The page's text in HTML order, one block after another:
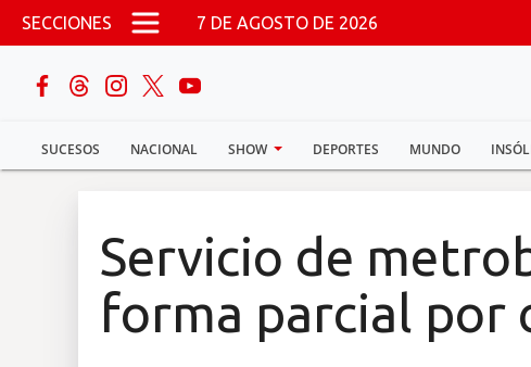
Pasar al contenido principal
SECCIONES 7 DE AGOSTO DE 2026
SUCESOS NACIONAL SHOW DEPORTES MUNDO
buscar
Sucesos
Servicio de
forma parcial por